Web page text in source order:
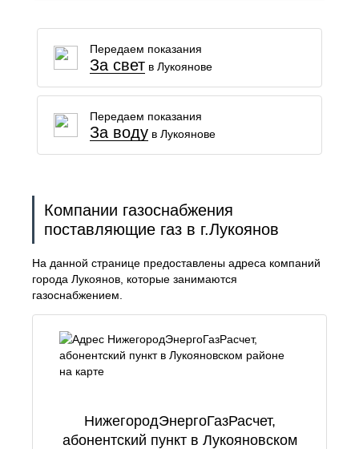
Передаем показания
За светв Лукоянове
Передаем показания
За водув Лукоянове
Компании газоснабжения
поставляющие газ в г.Лукоянов
На данной странице предоставлены адреса компаний
города Лукоянов, которые занимаются
газоснабжением.
НижегородЭнергоГазРасчет,
абонентский пункт в Лукояновском